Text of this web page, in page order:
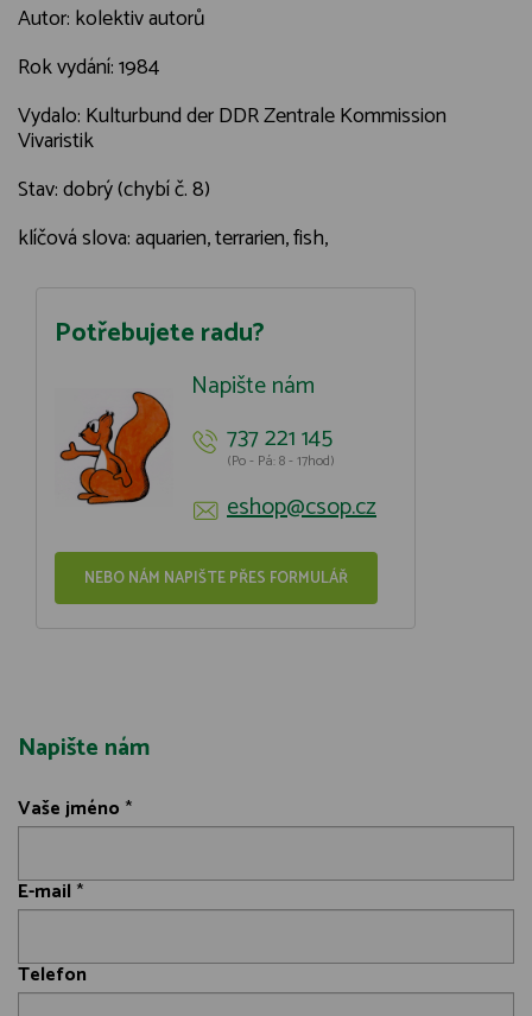
Autor: kolektiv autorů
Rok vydání: 1984
Vydalo: Kulturbund der DDR Zentrale Kommission
Vivaristik
Stav: dobrý (chybí č. 8)
klíčová slova: aquarien, terrarien, fish,
Potřebujete radu?
Napište nám
737 221 145
(Po - Pá: 8 - 17hod)
eshop@csop.cz
NEBO NÁM NAPIŠTE PŘES FORMULÁŘ
Napište nám
Vaše jméno *
E-mail *
Telefon